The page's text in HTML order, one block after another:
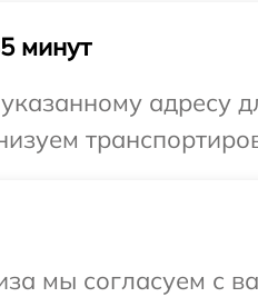
минут
адресу
мы согласуем с